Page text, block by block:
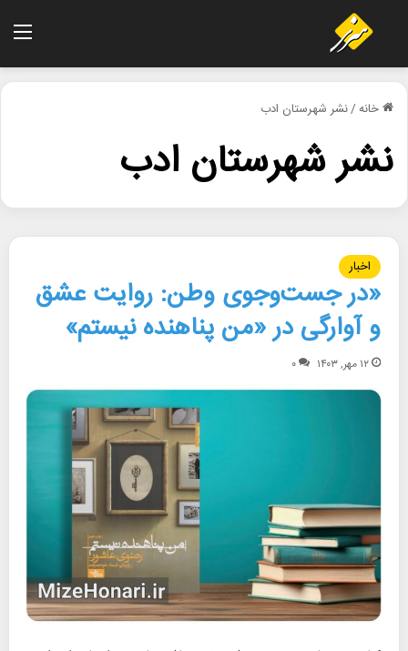
خانه/نشر شهرستان ادب
نشر شهرستان ادب
اخبار
«در جست‌وجوی وطن: روایت عشق
و آوارگی در «من پناهنده نیستم»
۱۲ مهر, ۱۴۰۳ ۰